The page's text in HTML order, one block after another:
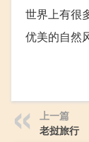
世界上有很
优美的自然
上一篇
老挝旅行